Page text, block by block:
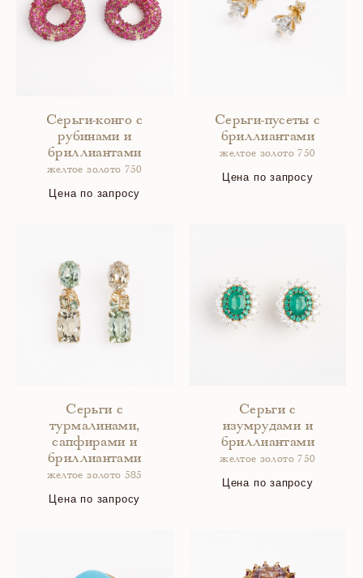
Серьги-конго с
рубинами и
бриллиантами
желтое золото 750
Цена по запросу
Серьги-пусеты с
бриллиантами
желтое золото 750
Цена по запросу
Серьги с
турмалинами,
сапфирами и
бриллиантами
желтое золото 585
Цена по запросу
Серьги с
изумрудами и
бриллиантами
желтое золото 750
Цена по запросу